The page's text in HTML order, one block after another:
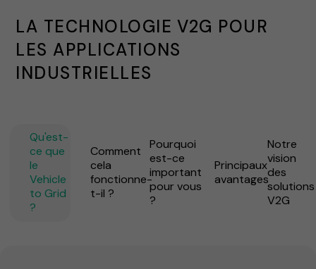
LA TECHNOLOGIE V2G POUR
LES APPLICATIONS
INDUSTRIELLES
Qu'est-
ce que
le
Vehicle
to Grid
?
Comment
cela
fonctionne-
t-il ?
Pourquoi
est-ce
important
pour vous
?
Principaux
avantages
Notre
vision
des
solutions
V2G